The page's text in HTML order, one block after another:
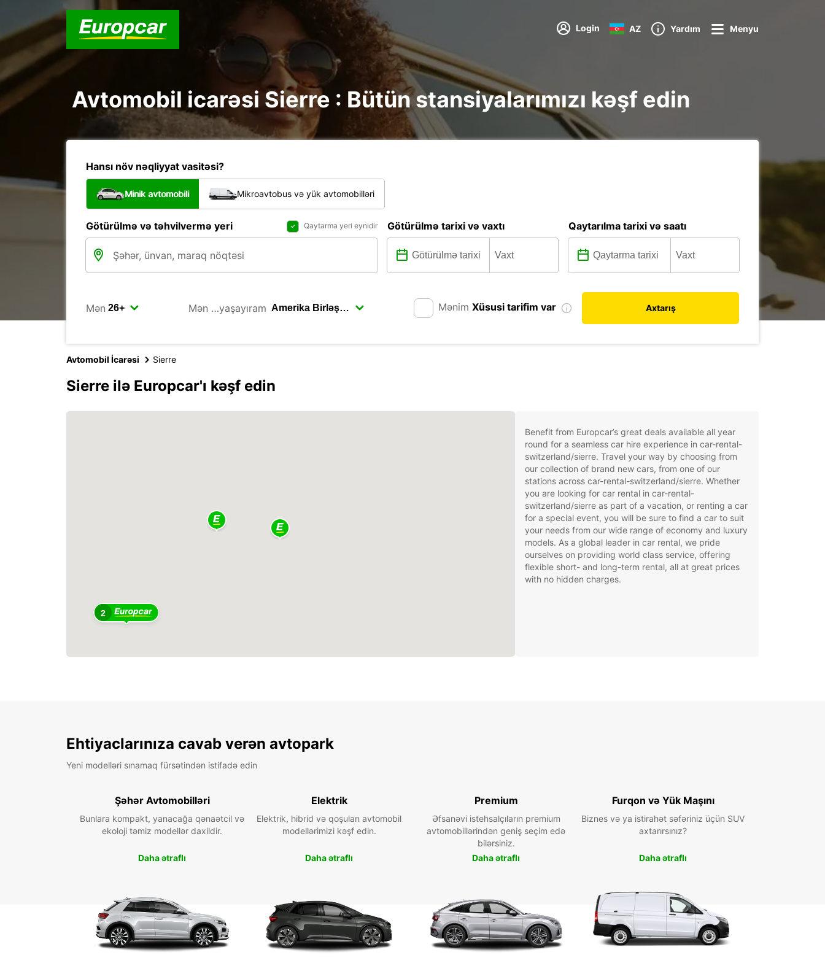
Login AZ Yardım Menyu
Avtomobil icarəsi Sierre : Bütün stansiyalarımızı kəşf edin
Hansı növ nəqliyyat vasitəsi?
Minik avtomobili Mikroavtobus və yük avtomobilləri
Götürülmə və təhvilvermə yeri Qaytarma yeri eynidir Götürülmə tarixi və vaxtı Qaytarılma tarixi və saatı
Mən Mən …yaşayıram Mənim Xüsusi tarifim var Axtarış
Avtomobil İcarəsi Sierre
Sierre ilə Europcar'ı kəşf edin
2
Benefit from Europcar’s great deals available all year
round for a seamless car hire experience in car-rental-
switzerland/sierre. Travel your way by choosing from
our collection of brand new cars, from one of our
stations across car-rental-switzerland/sierre. Whether
you are looking for car rental in car-rental-
switzerland/sierre as part of a vacation, or renting a car
for a special event, you will be sure to find a car to suit
your needs from our wide range of economy and luxury
models. As a global leader in car rental, we pride
ourselves on providing world class service, offering
flexible short- and long-term rental, all at great prices
with no hidden charges.
Ehtiyaclarınıza cavab verən avtopark
Yeni modelləri sınamaq fürsətindən istifadə edin
Şəhər Avtomobilləri
Bunlara kompakt, yanacağa qənaətcil və
ekoloji təmiz modellər daxildir.
Daha ətraflı
Elektrik
Elektrik, hibrid və qoşulan avtomobil
modellərimizi kəşf edin.
Daha ətraflı
Premium
Əfsanəvi istehsalçıların premium
avtomobillərindən geniş seçim edə
bilərsiniz.
Daha ətraflı
Furqon və Yük Maşını
Biznes və ya istirahət səfəriniz üçün SUV
axtarırsınız?
Daha ətraflı